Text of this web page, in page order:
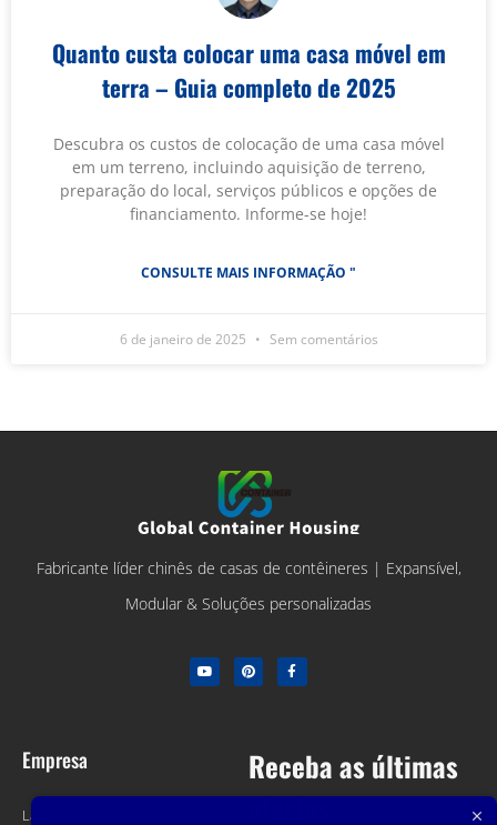
Quanto custa colocar uma casa móvel em
terra – Guia completo de 2025
Descubra os custos de colocação de uma casa móvel
em um terreno, incluindo aquisição de terreno,
preparação do local, serviços públicos e opções de
financiamento. Informe-se hoje!
CONSULTE MAIS INFORMAÇÃO "
6 de janeiro de 2025 Sem comentários
Fabricante líder chinês de casas de contêineres | Expansível,
Modular & Soluções personalizadas
Empresa
Lar
Receba as últimas
ofertas